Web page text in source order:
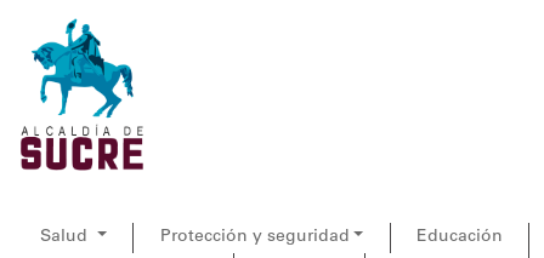
Salud Protección y seguridad
Educación